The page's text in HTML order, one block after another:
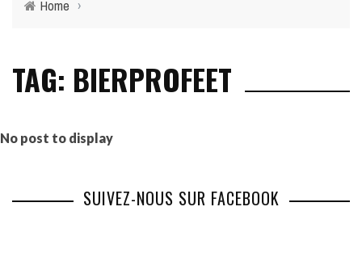
Home ›
TAG: BIERPROFEET
No post to display
SUIVEZ-NOUS SUR FACEBOOK